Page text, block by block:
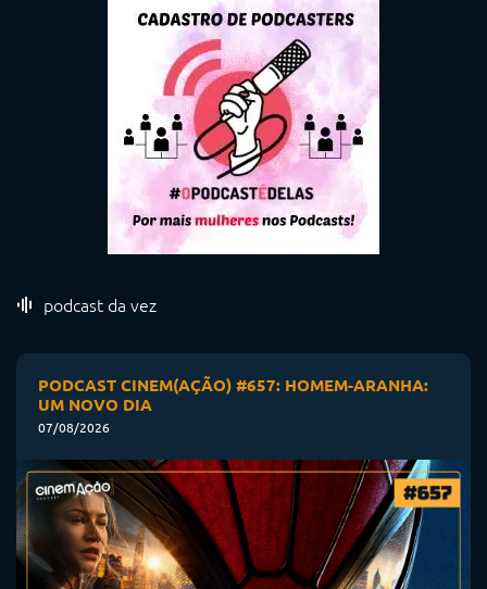
podcast da vez
PODCAST CINEM(AÇÃO) #657: HOMEM-ARANHA:
UM NOVO DIA
07/08/2026